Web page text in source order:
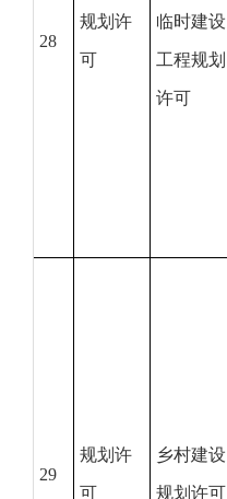
28
规划许
可
临时建设
工程规划
许可
29
规划许
可
乡村建设
规划许可